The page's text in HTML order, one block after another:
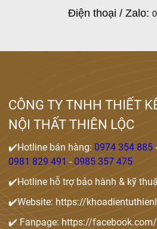
Điện thoại / Zalo:
CÔNG TY TNHH THIẾT
NỘI THẤT THIÊN LỘC
✔️Hotline bán hàng: 0974 354 885 -
0981 829 491 - 0985 357 475
✔️Hotline hỗ trợ bảo hành & kỹ
✔️Website: https://
✔️ Fanpage: https://